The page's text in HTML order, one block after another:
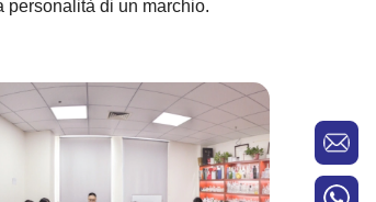
personalità di un marchio.